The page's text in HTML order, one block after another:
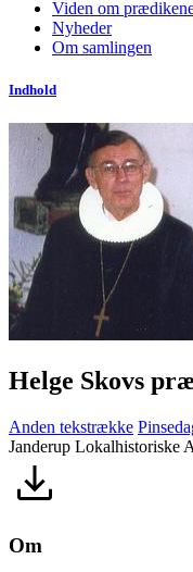
Viden om
Nyheder
Om samlingen
Indhold
Helge Skovs
Anden tekstrække
Janderup Lokalhistoriske
Om